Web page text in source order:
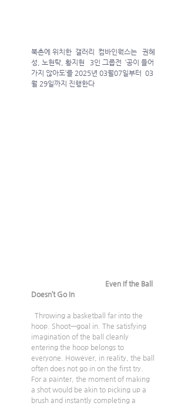
북촌에 위치한  갤러리  컴바인웍스는   권혜
성, 노현탁, 황지현   3인 그룹전  ‘공이 들어
가지 않아도’를 2025년 03월07일부터  03
월 29일까지 진행한다
Even If the Ball
Doesn’t Go In
Throwing a basketball far into the
hoop. Shoot—goal in. The satisfying
imagination of the ball cleanly
entering the hoop belongs to
everyone. However, in reality, the ball
often does not go in on the first try.
For a painter, the moment of making
a shot would be akin to picking up a
brush and instantly completing a